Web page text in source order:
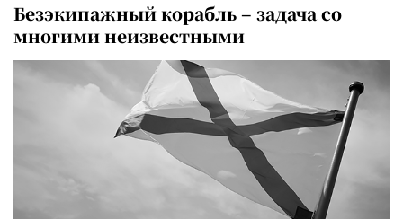
Безэкипажный корабль – задача со
многими неизвестными